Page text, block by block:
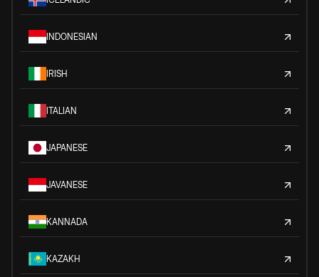
INDONESIAN
IRISH
ITALIAN
JAPANESE
JAVANESE
KANNADA
KAZAKH